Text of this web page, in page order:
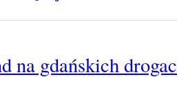
na gdańskich